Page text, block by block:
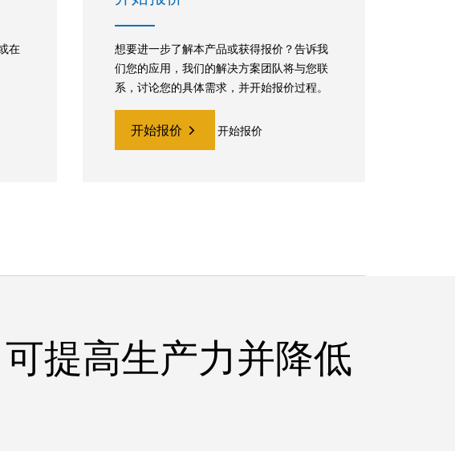
在
想要进一步了解本产品或获得报价？告诉我
们您的应用，我们的解决方案团队将与您联
系，讨论您的具体需求，并开始报价过程。
开始报价 开始报价
提高生产力并降低